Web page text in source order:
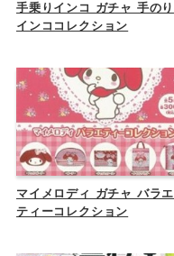
手乗りインコ ガチャ 手のり
インココレクション
マイメロディ ガチャ バラエ
ティーコレクション